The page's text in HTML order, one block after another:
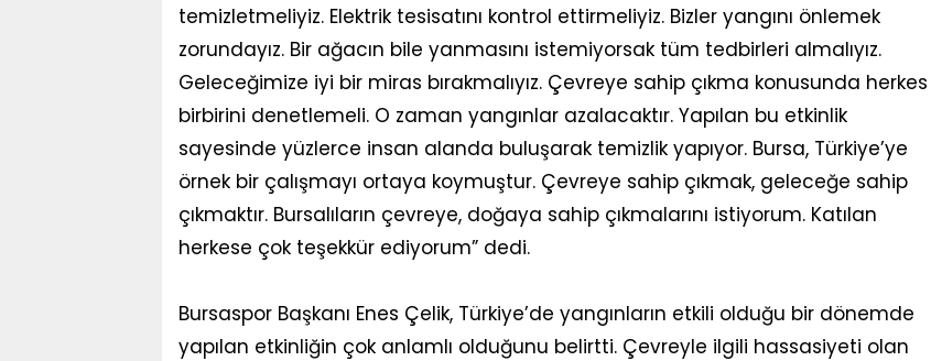
temizletmeliyiz. Elektrik tesisatını kontrol ettirmeliyiz. Bizler yangını önlemek
zorundayız. Bir ağacın bile yanmasını istemiyorsak tüm tedbirleri almalıyız.
Geleceğimize iyi bir miras bırakmalıyız. Çevreye sahip çıkma konusunda herkes
birbirini denetlemeli. O zaman yangınlar azalacaktır. Yapılan bu etkinlik
sayesinde yüzlerce insan alanda buluşarak temizlik yapıyor. Bursa, Türkiye’ye
örnek bir çalışmayı ortaya koymuştur. Çevreye sahip çıkmak, geleceğe sahip
çıkmaktır. Bursalıların çevreye, doğaya sahip çıkmalarını istiyorum. Katılan
herkese çok teşekkür ediyorum” dedi.
Bursaspor Başkanı Enes Çelik, Türkiye’de yangınların etkili olduğu bir dönemde
yapılan etkinliğin çok anlamlı olduğunu belirtti. Çevreyle ilgili hassasiyeti olan